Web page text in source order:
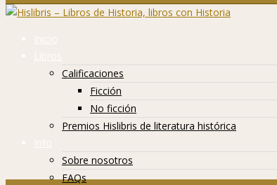
Inicio
Libros
Calificaciones
Ficción
No ficción
Premios Hislibris de literatura histórica
Info
Sobre nosotros
FAQs